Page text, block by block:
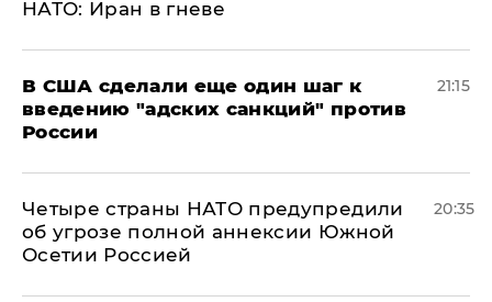
НАТО: Иран в гневе
В США сделали еще один шаг к
введению "адских санкций" против
России
21:15
Четыре страны НАТО предупредили
об угрозе полной аннексии Южной
Осетии Россией
20:35